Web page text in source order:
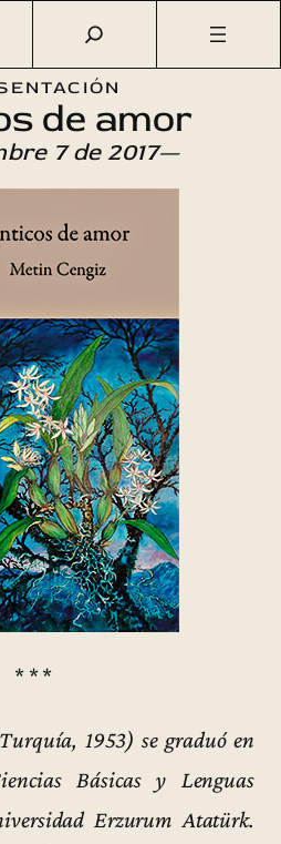
Literatura
Cánticos de
de amor
7 de 2017—
* * *
1953) se graduó en
Básicas y Lenguas
Erzurum Atatürk.